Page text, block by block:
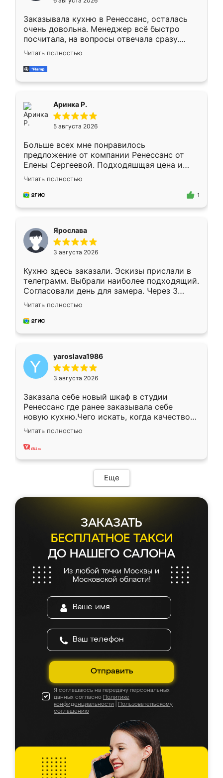
мебели буду заказывать только здесь.
Заказывала кухню в Ренессанс, осталась
очень довольна. Менеджер всё быстро
посчитала, на вопросы отвечала сразу.
Замерщик приехал в субботу, подошёл к
делу со всей ответственностью. Собрали
за день, ребята работали аккуратно, даже
Читать полностью
Аринка Р.
5 августа 2026
Больше всех мне понравилось
предложение от компании Ренессанс от
Елены Сергеевой. Подходяшщая цена и
короткие сроки изготовления. Приехавший
для замера сотрудник Владислав
предложил по моему эскизу самый
Читать полностью
1
Ярослава
3 августа 2026
Кухню здесь заказали. Эскизы прислали в
телеграмм. Выбрали наиболее подходящий.
Согласовали день для замера. Через 3
недели кухня была уже готова. Остались
довольны работой. Спасибо Ренессанс
мебель за качественную работу!
Читать полностью
yaroslava1986
3 августа 2026
Заказала себе новый шкаф в студии
Ренессанс где ранее заказывала себе
новую кухню.Чего искать, когда качеством
вполне довольна. Служит кухня уже почти
два года, нареканий нет.
Читать полностью
Еще
ЗАКАЗАТЬ
БЕСПЛАТНОЕ ТАКСИ
ДО НАШЕГО САЛОНА
Из любой точки Москвы и
Московской области!
Отправить
Я соглашаюсь на передачу персональных
данных согласно Политике
конфиденциальности
Пользовательскому
соглашению